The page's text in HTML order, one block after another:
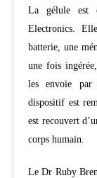
La gélule est
Electronics.
batterie, une
une fois
les envoie par
dispositif est
est recouvert
corps humain.
Le Dr Ruby